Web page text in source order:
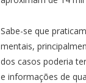
Sabe-se que
mentais,
dos casos poderia
e informações de